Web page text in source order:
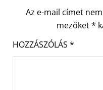
Az e-mail címet
mezőket*
HOZZÁSZÓLÁS *